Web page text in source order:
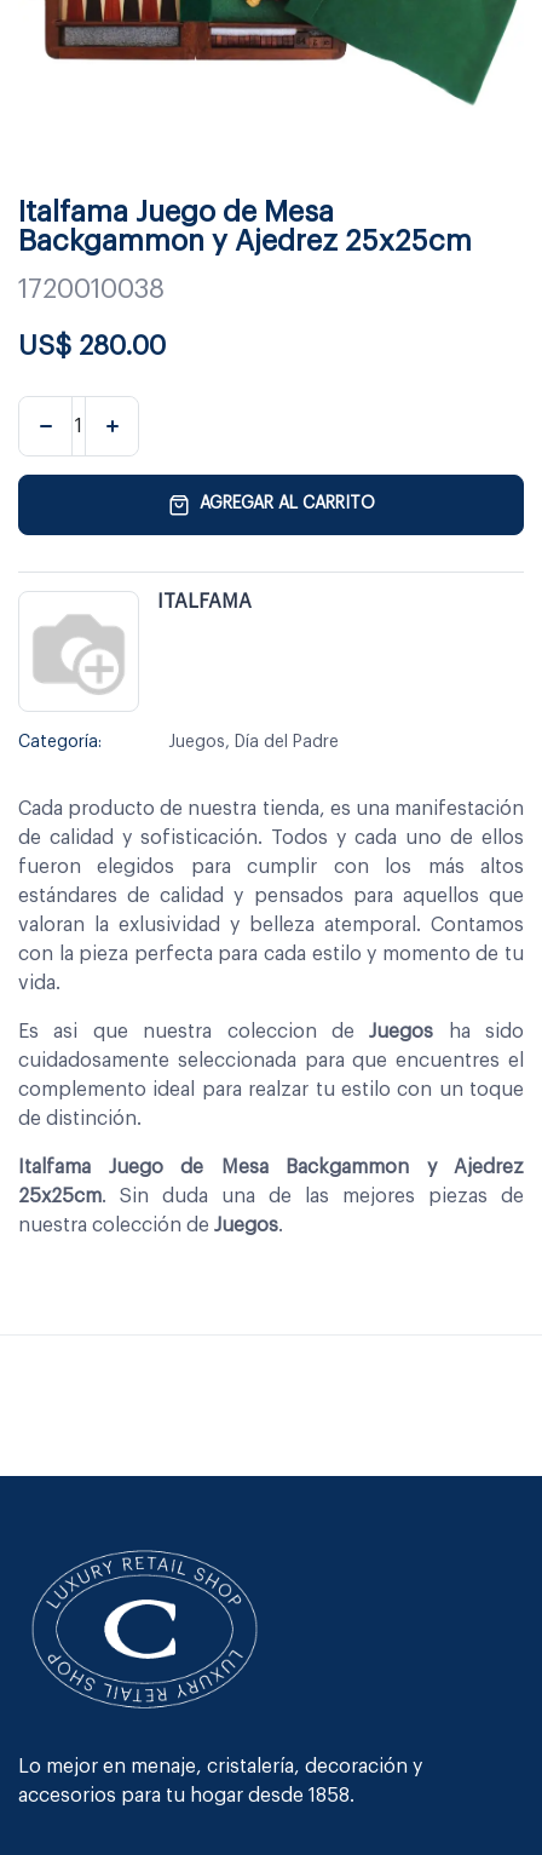
Italfama Juego de Mesa
Backgammon y Ajedrez 25x25cm
1720010038
US$ 280.00
AGREGAR AL CARRITO
ITALFAMA
Categoría: Juegos, Día del Padre
Cada producto de nuestra tienda, es una manifestación
de calidad y sofisticación. Todos y cada uno de ellos
fueron elegidos para cumplir con los más altos
estándares de calidad y pensados para aquellos que
valoran la exlusividad y belleza atemporal. Contamos
con la pieza perfecta para cada estilo y momento de tu
vida.
Es asi que nuestra coleccion deJuegos ha sido
cuidadosamente seleccionada para que encuentres el
complemento ideal para realzar tu estilo con un toque
de distinción.
Italfama Juego de Mesa Backgammon y Ajedrez
25x25cm. Sin duda una de las mejores piezas de
nuestra colección de Juegos.
Lo mejor en menaje, cristalería, decoración y
accesorios para tu hogar desde 1858.